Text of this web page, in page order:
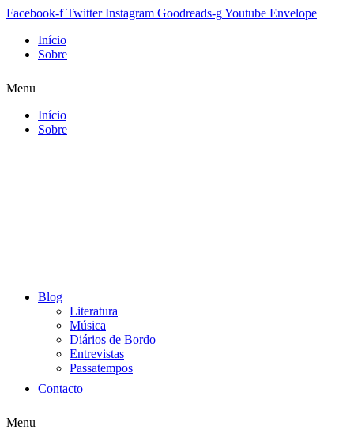
Facebook-f Twitter Instagram Goodreads-gYoutube Envelope
Início
Sobre
Menu
Início
Sobre
Blog
Literatura
Música
Diários de Bordo
Entrevistas
Passatempos
Contacto
Menu